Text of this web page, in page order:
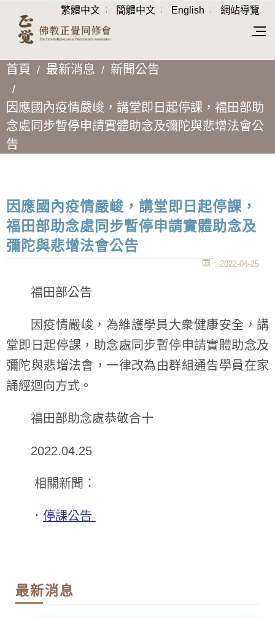
繁體中文 簡體中文 English 網站導覽
首頁 最新消息 新聞公告
因應國內疫情嚴峻，講堂即日起停課，福田部助
念處同步暫停申請實體助念及彌陀與悲增法會公
告
因應國內疫情嚴峻，講堂即日起停課，
福田部助念處同步暫停申請實體助念及
彌陀與悲增法會公告
: 2022-04-25
福田部公告
因疫情嚴峻，為維護學員大衆健康安全，講
堂即日起停課，助念處同步暫停申請實體助念及
彌陀與悲增法會，一律改為由群組通告學員在家
誦經迴向方式。
福田部助念處恭敬合十
2022.04.25
相關新聞：
． 停課公告
最新消息